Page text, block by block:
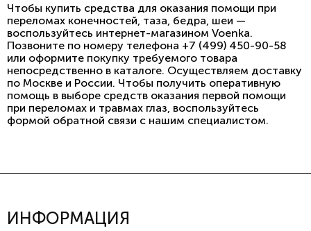
Чтобы купить средства для оказания помощи при
переломах конечностей, таза, бедра, шеи —
воспользуйтесь интернет-магазином Voenka.
Позвоните по номеру телефона +7 (499) 450-90-58
или оформите покупку требуемого товара
непосредственно в каталоге. Осуществляем доставку
по Москве и России. Чтобы получить оперативную
помощь в выборе средств оказания первой помощи
при переломах и травмах глаз, воспользуйтесь
формой обратной связи с нашим специалистом.
ИНФОРМАЦИЯ